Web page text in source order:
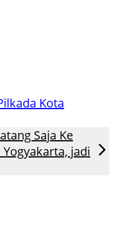
Kota
Saja Ke
jadi